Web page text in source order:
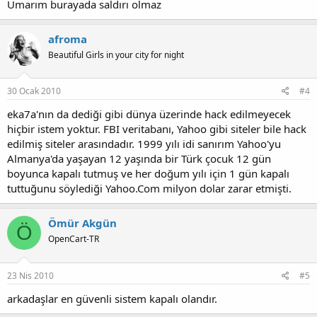
Umarım burayada saldırı olmaz
afroma
Beautiful Girls in your city for night
30 Ocak 2010 #4
eka7a'nın da dediği gibi dünya üzerinde hack edilmeyecek
hiçbir istem yoktur. FBI veritabanı, Yahoo gibi siteler bile hack
edilmiş siteler arasındadır. 1999 yılı idi sanırım Yahoo'yu
Almanya'da yaşayan 12 yaşında bir Türk çocuk 12 gün
boyunca kapalı tutmuş ve her doğum yılı için 1 gün kapalı
tuttuğunu söylediği Yahoo.Com milyon dolar zarar etmişti.
Ö Ömür Akgün
OpenCart-TR
23 Nis 2010 #5
arkadaşlar en güvenli sistem kapalı olandır.